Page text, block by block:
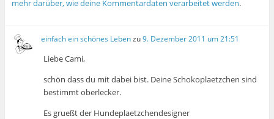
mehr darüber, wie deine Kommentardaten verarbeitet werden.
einfach ein schönes Lebenzu9. Dezember 2011 um 21:51
Liebe Cami,
schön dass du mit dabei bist. Deine Schokoplaetzchen sind
bestimmt oberlecker.
Es grueßt der Hundeplaetzchendesigner